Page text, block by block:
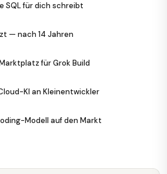
Weight-Throne
SQL für dich schreibt
— nach 14 Jahren
für Grok Build
KI an Kleinentwickler
Modell auf den Markt